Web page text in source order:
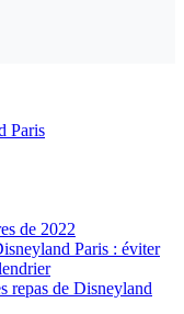
Paris
de 2022
Paris : éviter
repas de Disneyland